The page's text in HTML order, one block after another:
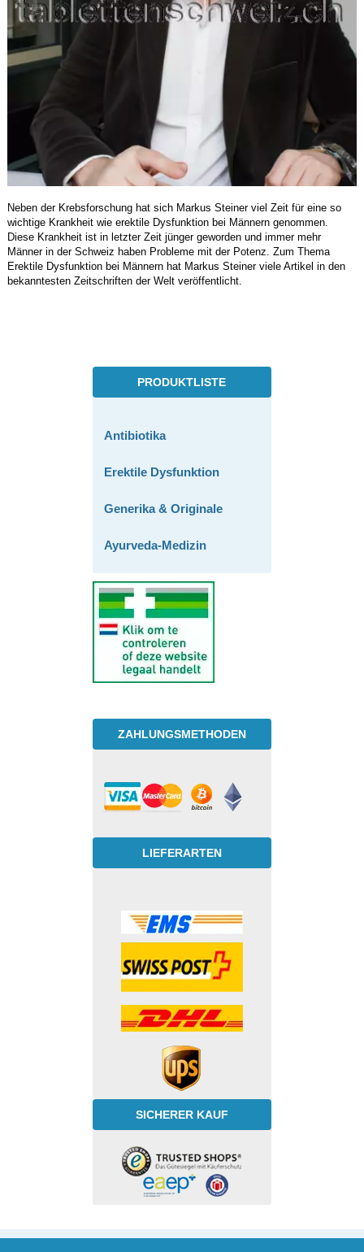
PRODUKTLISTE
Antibiotika
Erektile Dysfunktion
Generika & Originale
Ayurveda-Medizin
Neben der Krebsforschung hat sich Markus Steiner viel Zeit für eine so
wichtige Krankheit wie erektile Dysfunktion bei Männern genommen.
Diese Krankheit ist in letzter Zeit jünger geworden und immer mehr
Männer in der Schweiz haben Probleme mit der Potenz. Zum Thema
Erektile Dysfunktion bei Männern hat Markus Steiner viele Artikel in den
bekanntesten Zeitschriften der Welt veröffentlicht.
ZAHLUNGSMETHODEN
LIEFERARTEN
SICHERER KAUF